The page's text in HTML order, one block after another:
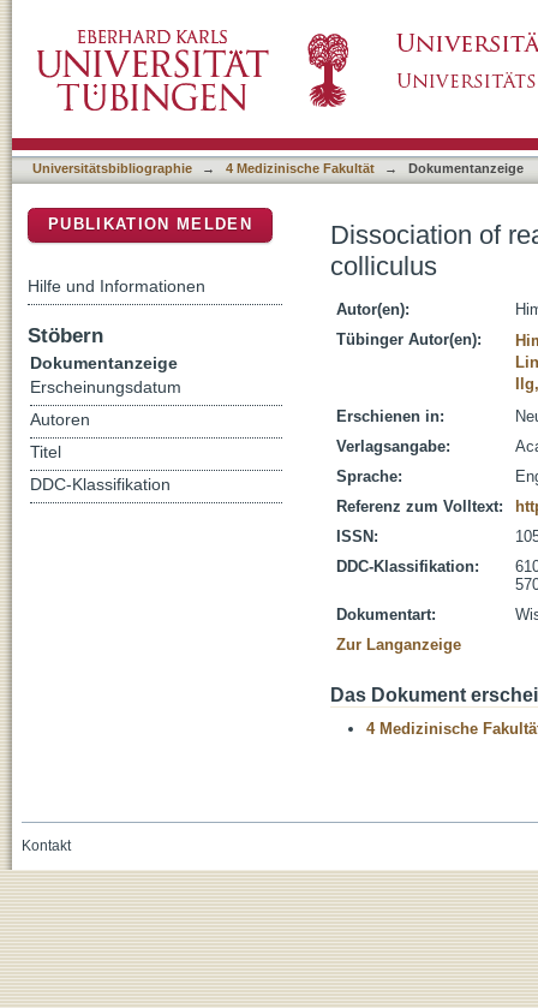
Universitätsbibliographie → 4 Medizinische Fakultät → Dokumentanzeige
Dissociation of
colliculus
Autor(en):
Tübinger Autor(en):
Erschienen in:
Verlagsangabe:
Sprache:
Referenz zum Volltext:
ISSN:
DDC-Klassifikation:
Dokumentart:
Zur Langanzeige
Das Dokument
4 Medizinische
PUBLIKATION MELDEN
Hilfe und Informationen
Stöbern
Dokumentanzeige
Erscheinungsdatum
Autoren
Titel
DDC-Klassifikation
Kontakt